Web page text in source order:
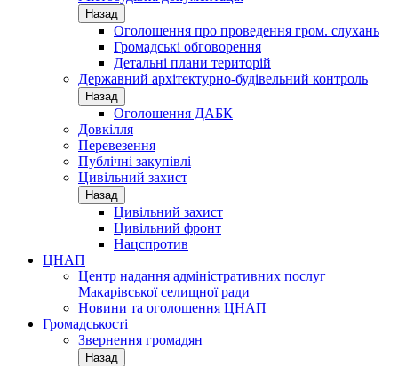
Назад
Оголошення про проведення гром. слухань
Громадські обговорення
Детальні плани територій
Державний архітектурно-будівельний контроль
Назад
Оголошення ДАБК
Довкілля
Перевезення
Публічні закупівлі
Цивільний захист
Назад
Цивільний захист
Цивільний фронт
Нацспротив
ЦНАП
Центр надання адміністративних послуг
Макарівської селищної ради
Новини та оголошення ЦНАП
Громадськості
Звернення громадян
Назад